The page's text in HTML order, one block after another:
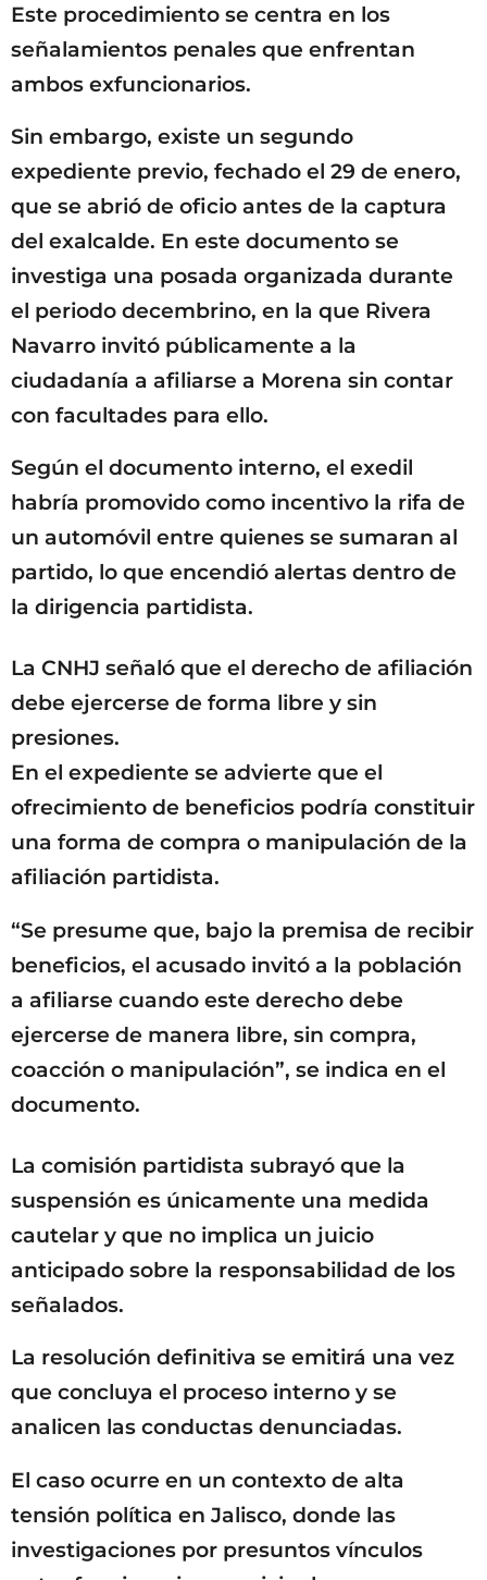
Este procedimiento se centra en los
señalamientos penales que enfrentan
ambos exfuncionarios.
Sin embargo, existe un segundo
expediente previo, fechado el 29 de enero,
que se abrió de oficio antes de la captura
del exalcalde. En este documento se
investiga una posada organizada durante
el periodo decembrino, en la que Rivera
Navarro invitó públicamente a la
ciudadanía a afiliarse a Morena sin contar
con facultades para ello.
Según el documento interno, el exedil
habría promovido como incentivo la rifa de
un automóvil entre quienes se sumaran al
partido, lo que encendió alertas dentro de
la dirigencia partidista.
La CNHJ señaló que el derecho de afiliación
debe ejercerse de forma libre y sin
presiones.
En el expediente se advierte que el
ofrecimiento de beneficios podría constituir
una forma de compra o manipulación de la
afiliación partidista.
“Se presume que, bajo la premisa de recibir
beneficios, el acusado invitó a la población
a afiliarse cuando este derecho debe
ejercerse de manera libre, sin compra,
coacción o manipulación”, se indica en el
documento.
La comisión partidista subrayó que la
suspensión es únicamente una medida
cautelar y que no implica un juicio
anticipado sobre la responsabilidad de los
señalados.
La resolución definitiva se emitirá una vez
que concluya el proceso interno y se
analicen las conductas denunciadas.
El caso ocurre en un contexto de alta
tensión política en Jalisco, donde las
investigaciones por presuntos vínculos